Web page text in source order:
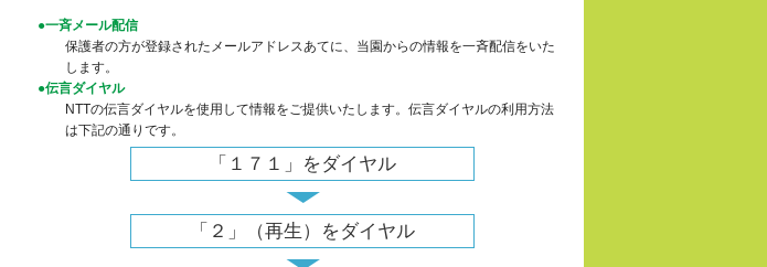
緊急一時保育
一斉メール配信
保護者の方が登録されたメールアドレスあてに、当園からの情報を一斉配信をいた
します。
伝言ダイヤル
NTTの伝言ダイヤルを使用して情報をご提供いたします。伝言ダイヤルの利用方法
は下記の通りです。
「１７１」をダイヤル
▼
「２」（再生）をダイヤル